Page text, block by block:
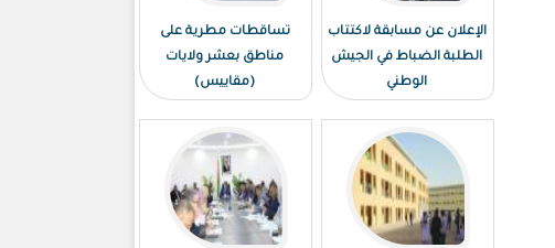
الإعلان عن مسابقة لاكتتاب
الطلبة الضباط في الجيش
الوطني
تساقطات مطرية على
مناطق بعشر ولايات
(مقاييس)